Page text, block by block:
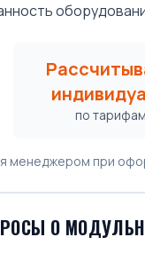
по
менеджером при
О